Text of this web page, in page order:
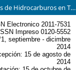
Efecto Genotóxico de las Mezclas Complejas de Hidrocarburos en Trabajadores de Estaciones de Servicio de Gasolina